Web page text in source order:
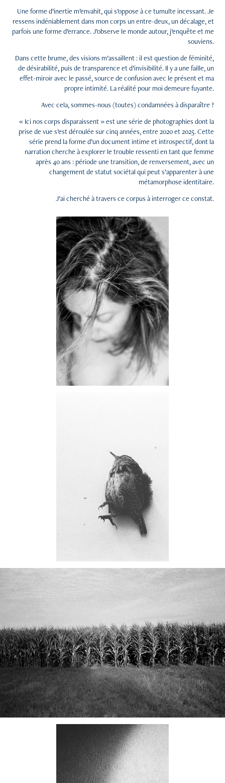
Une forme d’inertie m’envahit, qui s’oppose à ce tumulte incessant. Je
ressens indéniablement dans mon corps un entre-deux, un décalage, et
parfois une forme d’errance. J’observe le monde autour, j’enquête et me
souviens.
Dans cette brume, des visions m’assaillent : il est question de féminité,
de désirabilité, puis de transparence et d’invisibilité. Il y a une faille, un
effet-miroir avec le passé, source de confusion avec le présent et ma
propre intimité. La réalité pour moi demeure fuyante.
Avec cela, sommes-nous (toutes) condamnées à disparaître ?
« Ici nos corps disparaissent » est une série de photographies dont la
prise de vue s’est déroulée sur cinq années, entre 2020 et 2025. Cette
série prend la forme d’un document intime et introspectif, dont la
narration cherche à explorer le trouble ressenti en tant que femme
après 40 ans : période une transition, de renversement, avec un
changement de statut sociétal qui peut s’apparenter à une
métamorphose identitaire.
J’ai cherché à travers ce corpus à interroger ce constat.